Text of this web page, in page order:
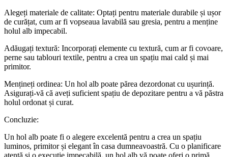
Alegeți materiale de calitate: Optați pentru materiale durabile și ușor
de curățat, cum ar fi vopseaua lavabilă sau gresia, pentru a menține
holul alb impecabil.
Adăugați textură: Incorporați elemente cu textură, cum ar fi covoare,
perne sau tablouri textile, pentru a crea un spațiu mai cald și mai
primitor.
Mențineți ordinea: Un hol alb poate părea dezordonat cu ușurință.
Asigurați-vă că aveți suficient spațiu de depozitare pentru a vă păstra
holul ordonat și curat.
Concluzie:
Un hol alb poate fi o alegere excelentă pentru a crea un spațiu
luminos, primitor și elegant în casa dumneavoastră. Cu o planificare
atentă și o execuție impecabilă, un hol alb vă poate oferi o primă